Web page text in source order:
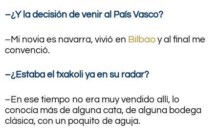
–¿Y la decisión de venir al País Vasco?
–Mi novia es navarra, vivió en Bilbao y al final me
convenció.
–¿Estaba el txakoli ya en su radar?
–En ese tiempo no era muy vendido allí, lo
conocía más de alguna cata, de alguna bodega
clásica, con un poquito de aguja.